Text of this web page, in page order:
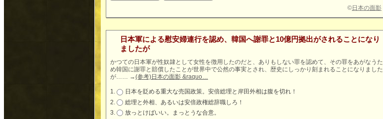
©日本の面影
日本軍による慰安婦連行を認め、韓国へ謝罪と10億円拠出がされることになり
ましたが
かつての日本軍が性奴隷として女性を徴用したのだと、ありもしない罪を認めて、その罪をあがなうた
め韓国に謝罪と賠償したことが世界中で公然の事実とされ、歴史にしっかり刻まれることになりました
が……
→(参考)日本の面影 &raquo…
日本を貶める重大な売国政策。安倍総理と岸田外相は腹を切れ！
総理と外相、あるいは安倍政権総辞職しろ！
放っとけばいい。まっとうな合意。